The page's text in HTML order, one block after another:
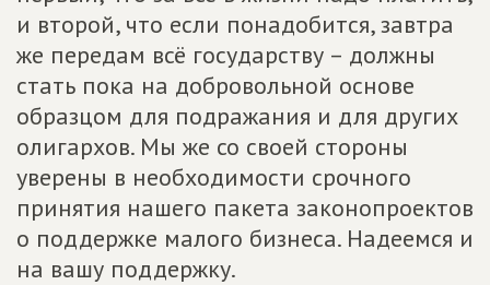
и второй, что если понадобится, завтра
же передам всё государству – должны
стать пока на добровольной основе
образцом для подражания и для других
олигархов. Мы же со своей стороны
уверены в необходимости срочного
принятия нашего пакета законопроектов
о поддержке малого бизнеса. Надеемся и
на вашу поддержку.